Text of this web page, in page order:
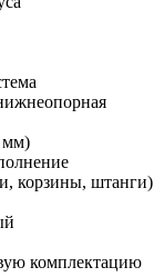
корзины, штанги)
комплектацию